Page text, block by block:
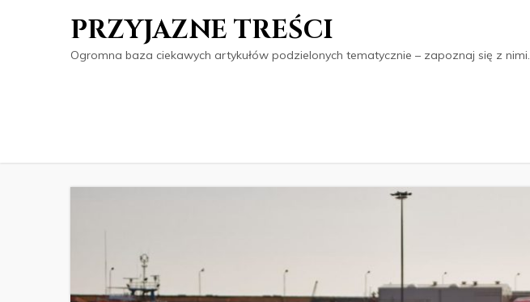
PRZYJAZNE TREŚCI
Ogromna baza ciekawych artykułów podzielonych tematycznie – zapoznaj się z nimi.